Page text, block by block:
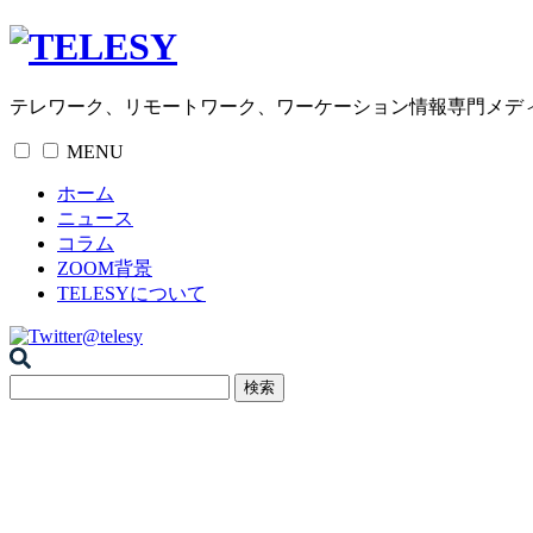
テレワーク、リモートワーク、ワーケーション情報専門メデ
MENU
ホーム
ニュース
コラム
ZOOM背景
TELESYについて
@telesy